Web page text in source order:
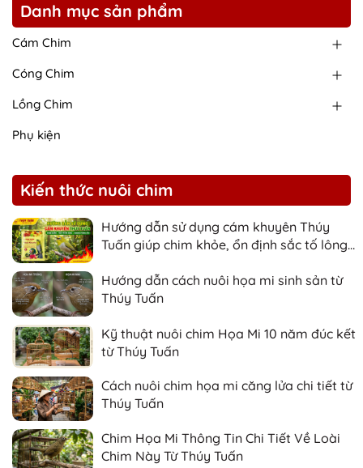
Danh mục sản phẩm
Cám Chim
Cóng Chim
Lồng Chim
Phụ kiện
Kiến thức nuôi chim
Hướng dẫn sử dụng cám khuyên Thúy
Tuấn giúp chim khỏe, ổn định sắc tố lông
Hướng dẫn cách nuôi họa mi sinh sản từ
Thúy Tuấn
Kỹ thuật nuôi chim Họa Mi 10 năm đúc kết
từ Thúy Tuấn
Cách nuôi chim họa mi căng lửa chi tiết từ
Thúy Tuấn
Chim Họa Mi Thông Tin Chi Tiết Về Loài
Chim Này Từ Thúy Tuấn